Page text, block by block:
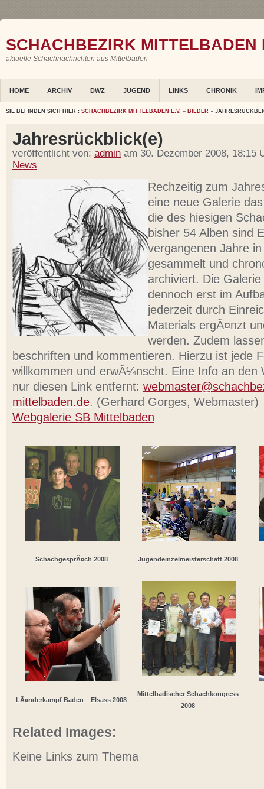
SCHACHBEZIRK MITTELBADEN
aktuelle Schachnachrichten aus Mittelbaden
HOME ARCHIV DWZ JUGEND LINKS CHRONIK
SIE BEFINDEN SICH HIER : SCHACHBEZIRK MITTELBADEN E.V. » BILDER »
Jahresrückblick(e)
veröffentlicht von: admin am 30. Dezember 2008, 18:15
News
Rechzeitig zum
eine neue Galerie
die des hiesigen
bisher 54 Alben sind
vergangenen Jahre
gesammelt und
archiviert. Die
dennoch erst im
jederzeit durch
Materials ergÃ¤nzt
werden. Zudem
beschriften und kommentieren. Hierzu ist jede
willkommen und erwÃ¼nscht. Eine Info an den
nur diesen Link entfernt:
mittelbaden.de. (Gerhard Gorges, Webmaster)
Webgalerie SB Mittelbaden
SchachgesprÃ¤ch 2008 Jugendeinzelmeisterschaft 2008
LÃ¤nderkampf Baden – Elsass 2008
Mittelbadischer Schachkongress
2008
Related Images:
Keine Links zum Thema